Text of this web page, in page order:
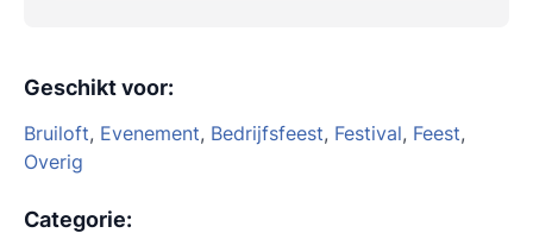
Geschikt voor:
Bruiloft, Evenement, Bedrijfsfeest, Festival, Feest,
Overig
Categorie: